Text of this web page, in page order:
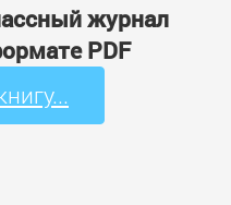
журнал
PDF